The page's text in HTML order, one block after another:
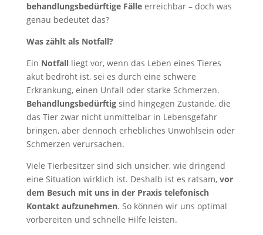
behandlungsbedürftige Fälleerreichbar – doch was
genau bedeutet das?
Was zählt als Notfall?
Ein Notfallliegt vor, wenn das Leben eines Tieres
akut bedroht ist, sei es durch eine schwere
Erkrankung, einen Unfall oder starke Schmerzen.
Behandlungsbedürftigsind hingegen Zustände, die
das Tier zwar nicht unmittelbar in Lebensgefahr
bringen, aber dennoch erhebliches Unwohlsein oder
Schmerzen verursachen.
Viele Tierbesitzer sind sich unsicher, wie dringend
eine Situation wirklich ist. Deshalb ist es ratsam, vor
dem Besuch mit uns in der Praxis telefonisch
Kontakt aufzunehmen. So können wir uns optimal
vorbereiten und schnelle Hilfe leisten.